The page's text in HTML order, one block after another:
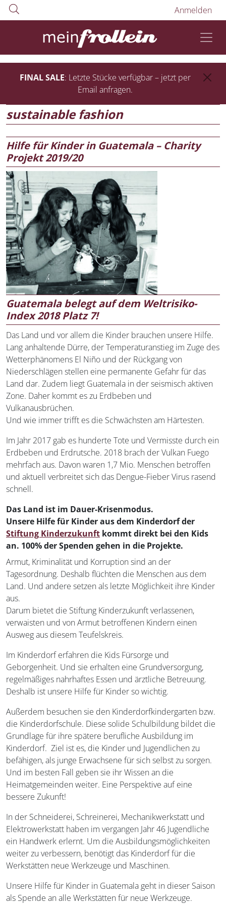
Anmelden
FINAL SALE: Letzte Stücke verfügbar – jetzt per
Email anfragen.
sustainable fashion
Hilfe für Kinder in Guatemala – Charity
Projekt 2019/20
Guatemala belegt auf dem Weltrisiko-
Index 2018 Platz 7!
Das Land und vor allem die Kinder brauchen unsere Hilfe.
Lang anhaltende Dürre, der Temperaturanstieg im Zuge des
Wetterphänomens El Niño und der Rückgang von
Niederschlägen stellen eine permanente Gefahr für das
Land dar. Zudem liegt Guatemala in der seismisch aktiven
Zone. Daher kommt es zu Erdbeben und
Vulkanausbrüchen.
Und wie immer trifft es die Schwächsten am Härtesten.
Im Jahr 2017 gab es hunderte Tote und Vermisste durch ein
Erdbeben und Erdrutsche. 2018 brach der Vulkan Fuego
mehrfach aus. Davon waren 1,7 Mio. Menschen betroffen
und aktuell verbreitet sich das Dengue-Fieber Virus rasend
schnell.
Das Land ist im Dauer-Krisenmodus.
Unsere Hilfe für Kinder aus dem Kinderdorf der
Stiftung Kinderzukunft kommt direkt bei den Kids
an. 100% der Spenden gehen in die Projekte.
Armut, Kriminalität und Korruption sind an der
Tagesordnung. Deshalb flüchten die Menschen aus dem
Land. Und andere setzen als letzte Möglichkeit ihre Kinder
aus.
Darum bietet die Stiftung Kinderzukunft verlassenen,
verwaisten und von Armut betroffenen Kindern einen
Ausweg aus diesem Teufelskreis.
Im Kinderdorf erfahren die Kids Fürsorge und
Geborgenheit. Und sie erhalten eine Grundversorgung,
regelmäßiges nahrhaftes Essen und ärztliche Betreuung.
Deshalb ist unsere Hilfe für Kinder so wichtig.
Außerdem besuchen sie den Kinderdorfkindergarten bzw.
die Kinderdorfschule. Diese solide Schulbildung bildet die
Grundlage für ihre spätere berufliche Ausbildung im
Kinderdorf. Ziel ist es, die Kinder und Jugendlichen zu
befähigen, als junge Erwachsene für sich selbst zu sorgen.
Und im besten Fall geben sie ihr Wissen an die
Heimatgemeinden weiter. Eine Perspektive auf eine
bessere Zukunft!
In der Schneiderei, Schreinerei, Mechanikwerkstatt und
Elektrowerkstatt haben im vergangen Jahr 46 Jugendliche
ein Handwerk erlernt. Um die Ausbildungsmöglichkeiten
weiter zu verbessern, benötigt das Kinderdorf für die
Werkstätten neue Werkzeuge und Maschinen.
Unsere Hilfe für Kinder in Guatemala geht in dieser Saison
als Spende an alle Werkstätten für neue Werkzeuge.